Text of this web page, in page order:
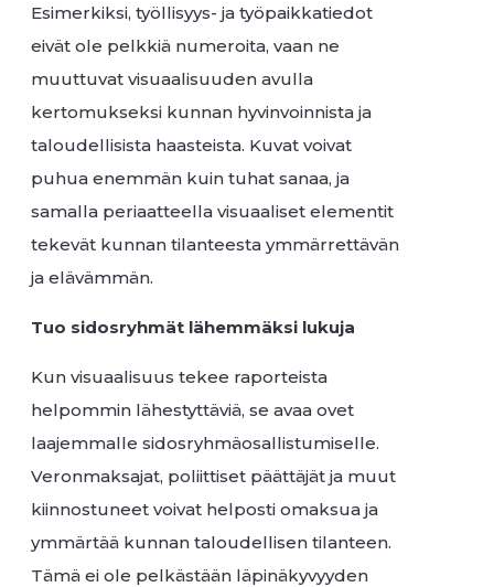
Esimerkiksi, työllisyys- ja työpaikkatiedot
eivät ole pelkkiä numeroita, vaan ne
muuttuvat visuaalisuuden avulla
kertomukseksi kunnan hyvinvoinnista ja
taloudellisista haasteista. Kuvat voivat
puhua enemmän kuin tuhat sanaa, ja
samalla periaatteella visuaaliset elementit
tekevät kunnan tilanteesta ymmärrettävän
ja elävämmän.
Tuo sidosryhmät lähemmäksi lukuja
Kun visuaalisuus tekee raporteista
helpommin lähestyttäviä, se avaa ovet
laajemmalle sidosryhmäosallistumiselle.
Veronmaksajat, poliittiset päättäjät ja muut
kiinnostuneet voivat helposti omaksua ja
ymmärtää kunnan taloudellisen tilanteen.
Tämä ei ole pelkästään läpinäkyvyyden